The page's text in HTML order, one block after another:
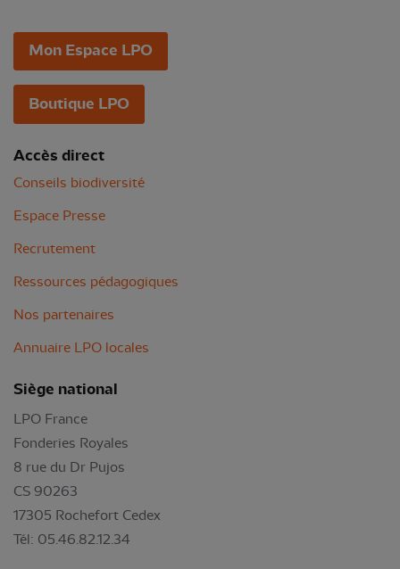
Mon Espace LPO
Boutique LPO
Accès direct
Conseils biodiversité
Espace Presse
Recrutement
Ressources pédagogiques
Nos partenaires
Annuaire LPO locales
Siège national
LPO France
Fonderies Royales
8 rue du Dr Pujos
CS 90263
17305 Rochefort Cedex
Tél: 05.46.82.12.34